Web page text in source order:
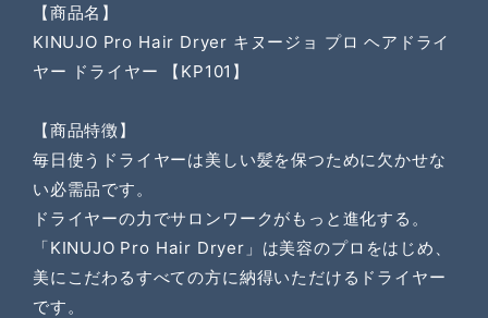
【商品名】
KINUJO Pro Hair Dryer キヌージョ プロ ヘアドライ
ヤー ドライヤー 【KP101】
【商品特徴】
毎日使うドライヤーは美しい髪を保つために欠かせな
い必需品です。
ドライヤーの力でサロンワークがもっと進化する。
「KINUJO Pro Hair Dryer」は美容のプロをはじめ、
美にこだわるすべての方に納得いただけるドライヤー
です。